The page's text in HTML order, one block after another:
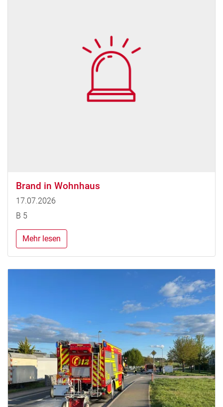
Brand in Wohnhaus
17.07.2026
B 5
Mehr lesen